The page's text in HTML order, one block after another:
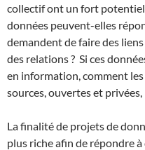
collectif ont un fort
données peuvent-elles
demandent de faire des
des relations ? Si ces
en information, comment
sources, ouvertes et
La finalité de projets de
plus riche afin de répondre